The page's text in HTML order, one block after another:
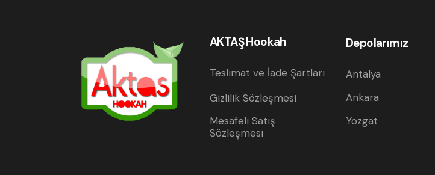
AKTAŞ Hookah
Teslimat ve İade Şartları
Gizlilik Sözleşmesi
Mesafeli Satış
Sözleşmesi
Depolarımız
Antalya
Ankara
Yozgat